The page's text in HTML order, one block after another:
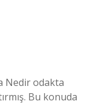
Nedir odakta
Bu konuda